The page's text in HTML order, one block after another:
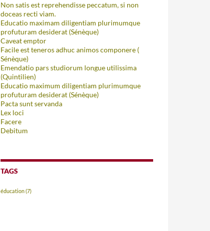
Non satis est reprehendisse peccatum, si non
doceas recti viam.
Educatio maximam diligentiam plurimumque
profuturam desiderat (Sénèque)
Caveat emptor
Facile est teneros adhuc animos componere (
Sénèque)
Emendatio pars studiorum longue utilissima
(Quintilien)
Educatio maximum diligentiam plurimumque
profuturam desiderat (Sénèque)
Pacta sunt servanda
Lex loci
Facere
Debitum
TAGS
éducation(7)